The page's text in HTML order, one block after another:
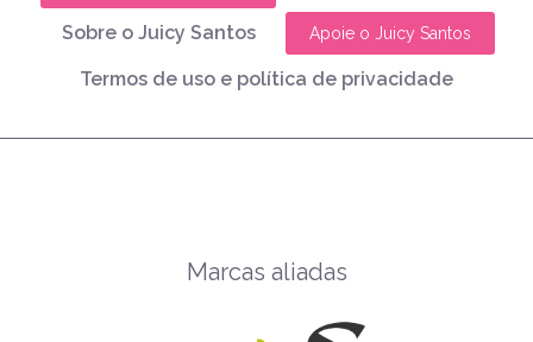
Sobre o Juicy Santos Apoie o Juicy Santos
Termos de uso e política de privacidade
Marcas aliadas